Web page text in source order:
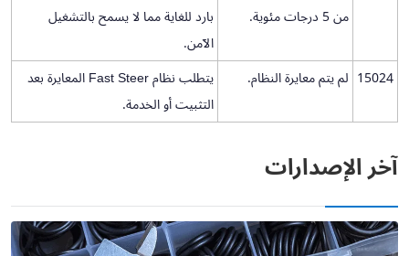
من 5 درجات مئوية.
بارد للغاية مما لا يسمح بالتشغيل
الآمن.
15024 لم يتم معايرة النظام.
يتطلب نظام Fast Steer المعايرة بعد
التثبيت أو الخدمة.
آخر الإصدارات